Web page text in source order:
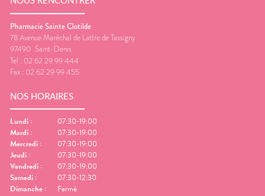
Pharmacie Sainte Clotilde
78 Avenue Maréchal de Lattre de Tassigny
97490 Saint-Denis
Tel : 02 62 29 99 444
Fax : 02 62 29 99 455
NOS HORAIRES
Lundi :
07:30-19:00
Mardi :
07:30-19:00
Mercredi :
07:30-19:00
Jeudi :
07:30-19:00
Vendredi :
07:30-19:00
Samedi :
07:30-12:30
Dimanche : Fermé